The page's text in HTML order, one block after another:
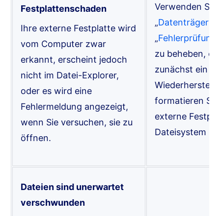
Festplattenschaden
Ihre externe Festplatte wird
vom Computer zwar
erkannt, erscheint jedoch
nicht im Datei-Explorer,
oder es wird eine
Fehlermeldung angezeigt,
wenn Sie versuchen, sie zu
öffnen.
Verwenden Sie
„
„Fehlerprüfung
zu beheben,
zunächst ein
formatieren
externe
Dateisystem
Dateien sind unerwartet
verschwunden